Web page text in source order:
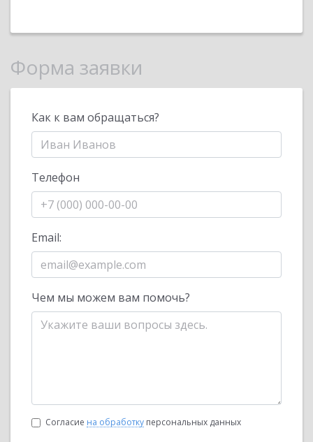
Форма заявки
Как к вам обращаться?
Телефон
Email:
Чем мы можем вам помочь?
Согласие на обработку персональных данных